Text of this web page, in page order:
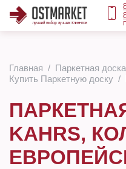
Главная Паркетная доска
Купить Паркетную доску
KAHRS,